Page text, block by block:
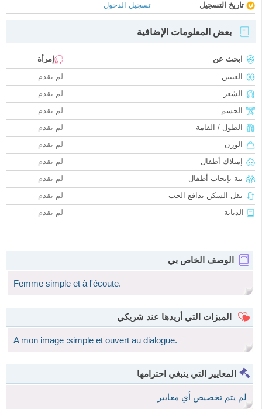
تاريخ التسجيل
تسجيل الدخول
بعض المعلومات الإضافية
ابحث عن
إمرأة
العينين
لم تقدم
الشعر
لم تقدم
الجسم
لم تقدم
الطول / القامة
لم تقدم
الوزن
لم تقدم
إمتلاك أطفال
لم تقدم
نية بإنجاب أطفال
لم تقدم
نقل السكن بدافع الحب
لم تقدم
الديانة
لم تقدم
الوصف الخاص بي
Femme simple et à l'écoute.
الميزات التي أريدها عند شريكي
A mon image :simple et ouvert au dialogue.
المعايير التي ينبغي احترامها
لم يتم تخصيص أي معايير